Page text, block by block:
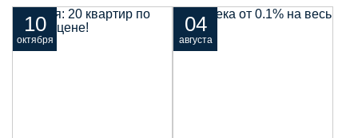
10
октября
04
августа